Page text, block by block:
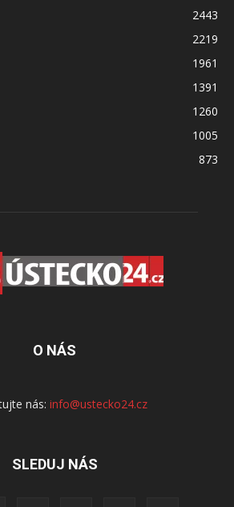
2443
2219
1961
1391
1260
1005
873
O NÁS
nás: info@ustecko24.cz
SLEDUJ NÁS